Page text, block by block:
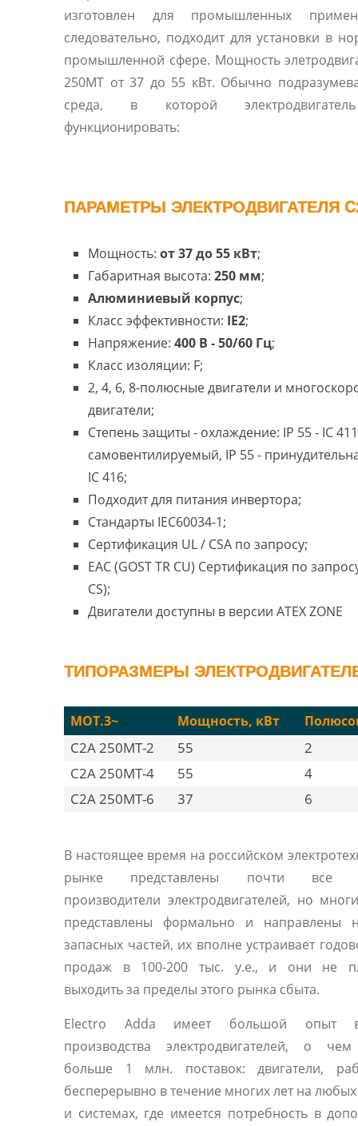
изготовлен для промышленных
следовательно, подходит для установки в
промышленной сфере. Мощность
250MT от 37 до 55 кВт. Обычно
среда, в которой электродвигатель
функционировать:
ПАРАМЕТРЫ ЭЛЕКТРОДВИГАТЕЛЯ
Мощность: от 37 до 55 кВт;
Габаритная высота: 250 мм;
Алюминиевый корпус;
Класс эффективности: IE2;
Напряжение: 400 В - 50/60 Гц;
Класс изоляции: F;
2, 4, 6, 8-полюсные двигатели и
двигатели;
Степень защиты - охлаждение: IP 55 - IC 411
самовентилируемый, IP 55 -
IC 416;
Подходит для питания инвертора;
Стандарты IEC60034-1;
Сертификация UL / CSA по запросу;
EAC (GOST TR CU) Сертификация по
CS);
Двигатели доступны в версии ATEX ZONE
ТИПОРАЗМЕРЫ
MOT.3~ Мощность, кВт
C2A 250MT-2 55
2
C2A 250MT-4
55
4
C2A 250MT-6
37 6
В настоящее время на российском
рынке представлены почти все
производители электродвигателей, но
представлены формально и направлены
запасных частей, их вполне устраивает
продаж в 100-200 тыс. у.е., и они не
выходить за пределы этого рынка сбыта.
Electro Adda имеет большой опыт
производства электродвигателей, о
больше 1 млн. поставок: двигатели,
бесперерывно в течение многих лет на
и системах, где имеется потребность в